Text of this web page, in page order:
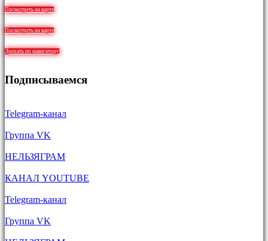
Посмотреть на карте
Посмотреть на карте
Доехать по навигатору
Подписываемся
Telegram-канал
Группа VK
НЕЛЬЗЯГРАМ
КАНАЛ YOUTUBE
Telegram-канал
Группа VK